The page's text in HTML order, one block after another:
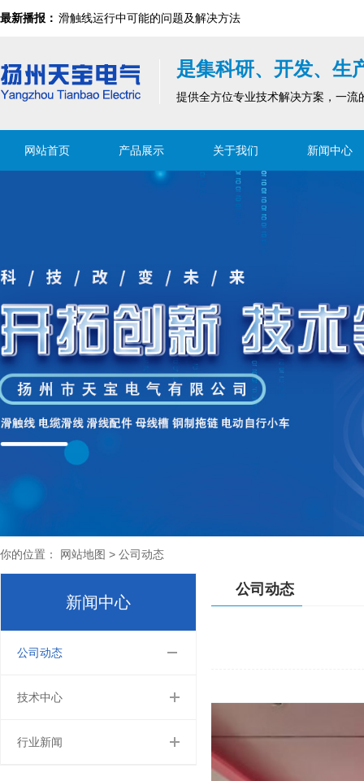
最新播报： 滑触线运行中可能的问题及解决方法
安全滑触线检修装置（检修段)
滑触线是移动设备中不可或缺的设施
滑触线运行中可能的问题及解决方法
是集科研、开发、生
提供全方位专业技术解决方案，一
网站首页 产品展示 关于我们 新闻中心
你的位置： 网站地图 > 公司动态
新闻中心
公司动态
技术中心
行业新闻
公司动态